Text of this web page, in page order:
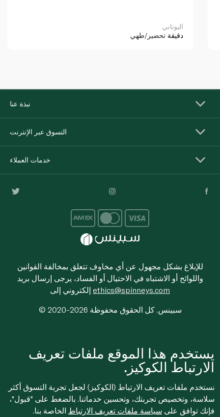
اليوناني
دقيقة تحضير/طهي
نبذة عنا
التسوق عبر الإنترنت
خدمات العملاء
للإبلاغ بشكل مجهول عن أي مخاوف تتعلق بمخالفة القوانين
واللوائح أو الاشتباه في الاحتيال أو الفساد، يرجى إرسال بريد
ethics@spinneys.com
© 2020-2026 سبينس. كل الحقوق محفوظة
يستخدم هذا الموقع ملفات تعريف
الارتباط الكوكيز.
نستخدم ملفات تعريف الارتباط (الكوكيز) لجعل تجربة التسوق أكثر
سلاسة، وتخصيص تجربتك، وتحسين خدماتنا. بالضغط على "قبول"،
فإنك توافق على سياسة ملفات تعريف الارتباط الخاصة بنا.